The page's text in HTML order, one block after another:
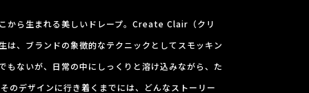
から生まれる美しいドレープ。Create Clair（クリ
は、ブランドの象徴的なテクニックとしてスモッキン
もないが、日常の中にしっくりと溶け込みながら、た
デザインに行き着くまでには、どんなストーリー